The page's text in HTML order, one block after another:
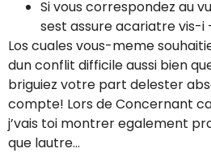
Si vous correspondez au
sest assure acariatre vis-i
Los cuales vous-meme
dun conflit difficile aussi bien
briguiez votre part delester
compte! Lors de Concernant
j’vais toi montrer egalement
que lautre…